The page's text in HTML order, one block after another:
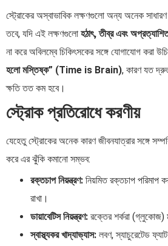
স্ট্রোকের অস্বাভাবিক লক্ষণগুলো অন্য অনেক
তবে, যদি এই লক্ষণগুলো হঠাৎ, তীব্র এবং
না করে অবিলম্বে চিকিৎসকের সঙ্গে যোগাযোগ করা
হলো মস্তিষ্ক” (Time is Brain), কারণ যত
ক্ষতি তত কম হবে।
স্ট্রোক প্রতিরোধে করণীয়
যেহেতু স্ট্রোকের অনেক কারণ জীবনযাত্রার সঙ্গে
করে এর ঝুঁকি কমানো সম্ভব:
রক্তচাপ নিয়ন্ত্রণ: নিয়মিত রক্তচাপ পরিমাপ
রাখা।
ডায়াবেটিস নিয়ন্ত্রণ: রক্তের শর্করা (গ্লুকোজ)
স্বাস্থ্যকর খাদ্যাভ্যাস: লবণ, স্যাচুরেটেড